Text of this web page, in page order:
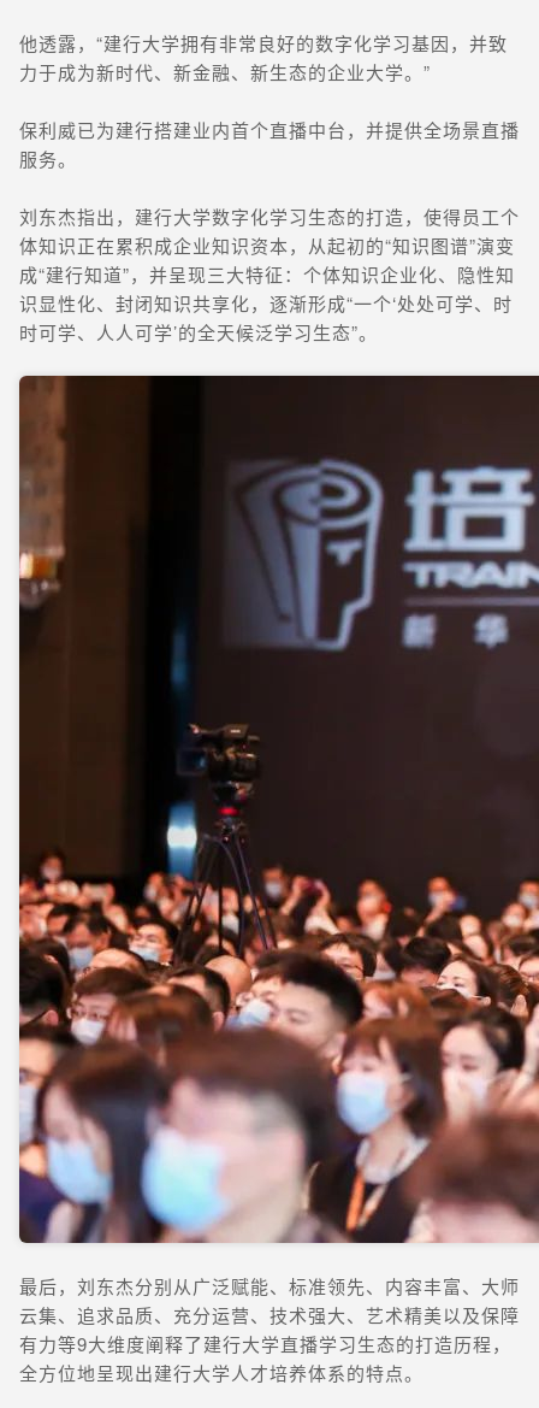
他透露，“建行大学拥有非常良好的数字化学习基因，并致
力于成为新时代、新金融、新生态的企业大学。”
保利威已为建行搭建业内首个直播中台，并提供全场景直播
服务。
刘东杰指出，建行大学数字化学习生态的打造，使得员工个
体知识正在累积成企业知识资本，从起初的“知识图谱”演变
成“建行知道”，并呈现三大特征：个体知识企业化、隐性知
识显性化、封闭知识共享化，逐渐形成“一个‘处处可学、时
时可学、人人可学’的全天候泛学习生态”。
最后，刘东杰分别从广泛赋能、标准领先、内容丰富、大师
云集、追求品质、充分运营、技术强大、艺术精美以及保障
有力等9大维度阐释了建行大学直播学习生态的打造历程，
全方位地呈现出建行大学人才培养体系的特点。